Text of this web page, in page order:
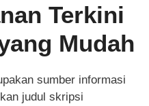
Terkini
Mudah
sumber informasi
judul skripsi